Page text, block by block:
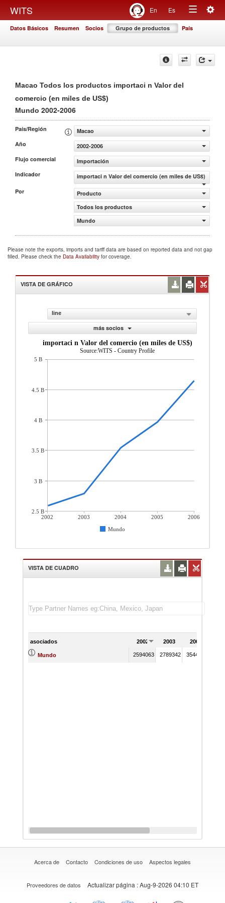
WITS En Es
Toggle
Datos Básicos Resumen Socios Grupo de productos País
Macao Todos los productos importaci n Valor del
comercio (en miles de US$)
Mundo 2002-2006
País/Región
Macao
Año
2002-2006
Flujo comercial
Importación
Indicador
importaci n Valor del comercio (en miles de US$)
Por
Producto
Todos los productos
Mundo
Please note the exports, imports and tariff data are based on reported data and not gap
filled. Please check the Data Availability for coverage.
VISTA DE GRÁFICO
line
más socios
importaci n Valor del comercio (en miles de US$)
Source:WITS - Country Profile
2002 2003 2004 2005
2006
Mundo
5 B
4.5 B
4 B
3.5 B
3 B
2.5 B
VISTA DE CUADRO
asociados 2002 2003 2004
Mundo 2594063 2789342 3544747
Acerca de Contacto Condiciones de uso Aspectos legales
Proveedores de datos Actualizar página : Aug-9-2026 04:10 ET